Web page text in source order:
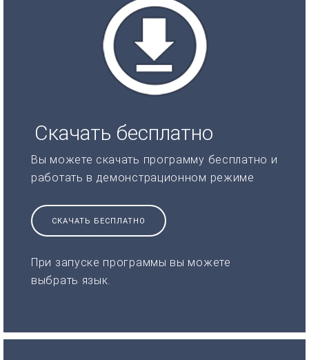
Скачать бесплатно
Вы можете скачать программу бесплатно и
работать в демонстрационном режиме
СКАЧАТЬ БЕСПЛАТНО
При запуске программы вы можете
выбрать язык.